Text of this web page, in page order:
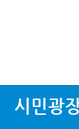
시민광